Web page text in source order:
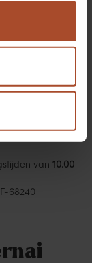
zoals
het
2025:
van10.00
68240